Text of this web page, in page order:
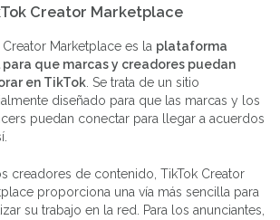
Creator Marketplace
Creator Marketplace es la plataforma
que marcas y creadores puedan
en TikTok . Se trata de un sitio
diseñado para que las marcas y los
puedan conectar para llegar a acuerdos
creadores de contenido, TikTok Creator
proporciona una vía más sencilla para
su trabajo en la red. Para los anunciantes,